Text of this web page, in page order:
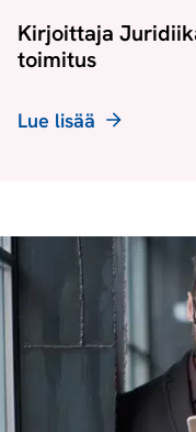
Kirjoittaja
toimitus
Lue lisää